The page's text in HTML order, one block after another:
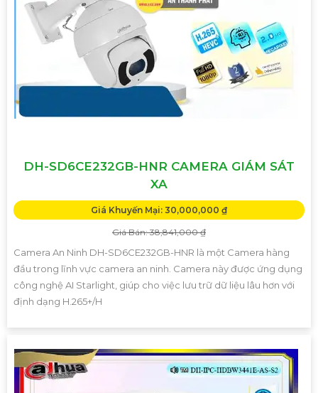
DH-SD6CE232GB-HNR CAMERA GIÁM SÁT
XA
Giá Khuyến Mại: 30,000,000 ₫
Giá Bán: 38,841,000 ₫
Camera An Ninh DH-SD6CE232GB-HNR là một Camera hàng
đầu trong lĩnh vực camera an ninh. Camera này được ứng dụng
công nghệ AI Starlight, giúp cho việc lưu trữ dữ liệu lâu hơn với
định dạng H.265+/H